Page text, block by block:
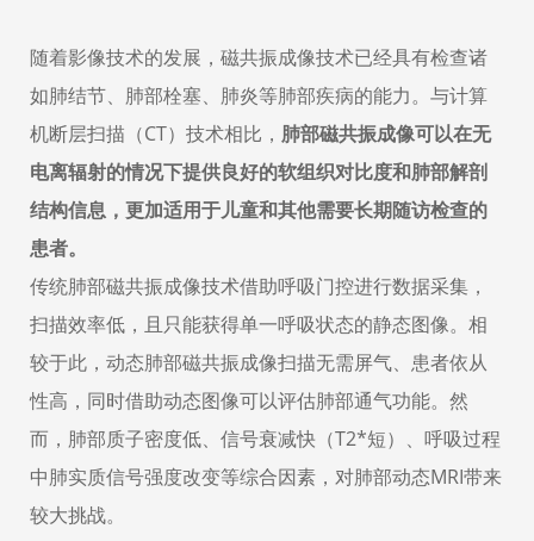
随着影像技术的发展，磁共振成像技术已经具有检查诸
如肺结节、肺部栓塞、肺炎等肺部疾病的能力。与计算
机断层扫描（CT）技术相比， 肺部磁共振成像可以在无
电离辐射的情况下提供良好的软组织对比度和肺部解剖
结构信息，更加适用于儿童和其他需要长期随访检查的
患者。
传统肺部磁共振成像技术借助呼吸门控进行数据采集，
扫描效率低，且只能获得单一呼吸状态的静态图像。相
较于此， 动态肺部磁共振成像扫描无需屏气、患者依从
性高，同时借助动态图像可以评估肺部通气功能。然
而， 肺部质子密度低、信号衰减快（T2*短）、呼吸过程
中肺实质信号强度改变等综合因素，对肺部动态MRI带来
较大挑战。